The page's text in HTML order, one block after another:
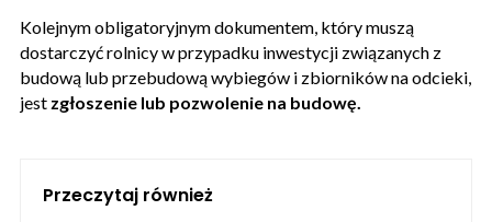
Kolejnym obligatoryjnym dokumentem, który muszą
dostarczyć rolnicy w przypadku inwestycji związanych z
budową lub przebudową wybiegów i zbiorników na odcieki,
jest zgłoszenie lub pozwolenie na budowę.
Przeczytaj również